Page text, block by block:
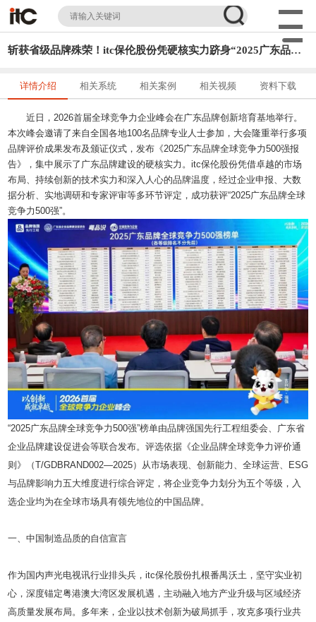
斩获省级品牌殊荣！itc保伦股份凭硬核实力跻身“2025广东品牌全球竞争力500强”
详情介绍 相关系统 相关案例 相关视频 资料下载
近日，2026首届全球竞争力企业峰会在广东品牌创新培育基地举行。
本次峰会邀请了来自全国各地100名品牌专业人士参加，大会隆重举行多项
品牌评价成果发布及颁证仪式，发布《2025广东品牌全球竞争力500强报
告》，集中展示了广东品牌建设的硬核实力。itc保伦股份凭借卓越的市场
布局、持续创新的技术实力和深入人心的品牌温度，经过企业申报、大数
据分析、实地调研和专家评审等多环节评定，成功获评“2025广东品牌全球
竞争力500强”。
“2025广东品牌全球竞争力500强”榜单由品牌强国先行工程组委会、广东省
企业品牌建设促进会等联合发布。评选依据《企业品牌全球竞争力评价通
则》（T/GDBRAND002—2025）从市场表现、创新能力、全球运营、ESG
与品牌影响力五大维度进行综合评定，将企业竞争力划分为五个等级，入
选企业均为在全球市场具有领先地位的中国品牌。
一、中国制造品质的自信宣言
作为国内声光电视讯行业排头兵，itc保伦股份扎根番禺沃土，坚守实业初
心，深度锚定粤港澳大湾区发展机遇，主动融入地方产业升级与区域经济
高质量发展布局。多年来，企业以技术创新为破局抓手，攻克多项行业共